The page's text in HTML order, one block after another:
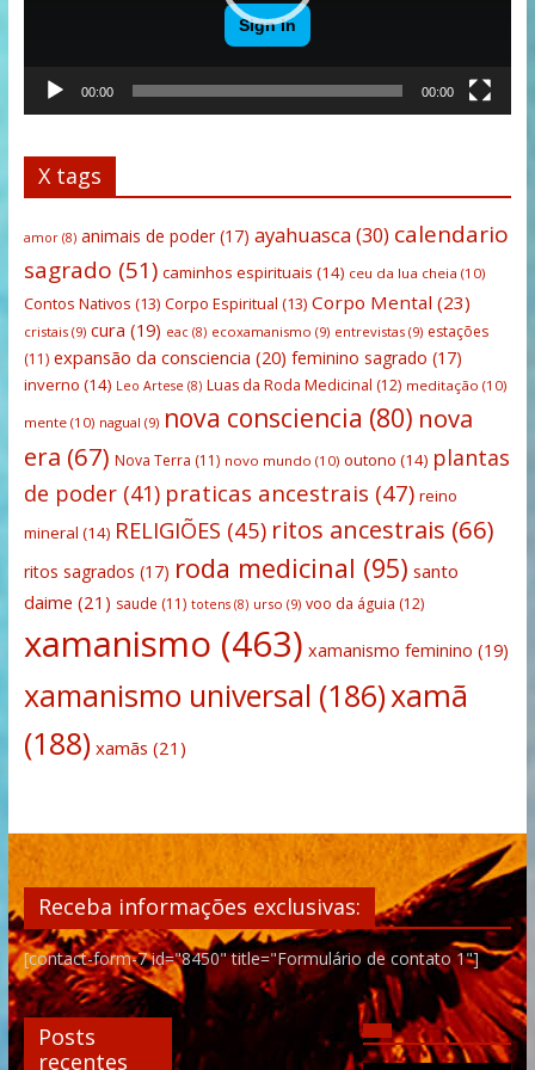
00:00 00:00
X tags
amor(8) animais de poder(17) ayahuasca(30) calendario
sagrado (51) caminhos espirituais (14) ceu da lua cheia (10)
Contos Nativos (13) Corpo Espiritual (13) Corpo Mental (23)
cristais(9) cura (19) eac(8) ecoxamanismo (9) entrevistas(9) estações
(11) expansão da consciencia (20) feminino sagrado (17)
inverno (14) Leo Artese (8) Luas da Roda Medicinal (12) meditação (10)
mente(10) nagual (9) nova consciencia (80) nova
era (67) Nova Terra (11) novo mundo (10) outono (14) plantas
de poder(41) praticas ancestrais (47) reino
mineral (14) RELIGIÕES (45) ritos ancestrais (66)
ritos sagrados (17) roda medicinal (95) santo
daime (21) saude (11) totens(8) urso (9) voo da águia (12)
xamanismo (463) xamanismo feminino (19)
xamanismo universal (186)xamã
(188) xamãs (21)
Receba informações exclusivas:
[contact-form-7 id="8450" title="Formulário de contato 1"]
Posts
recentes